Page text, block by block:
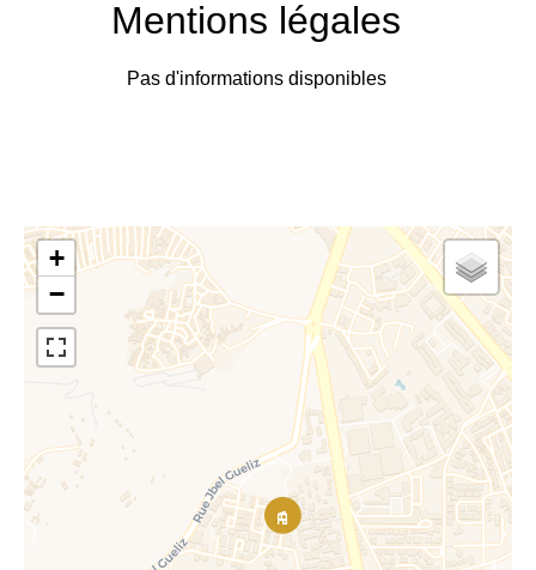
Mentions légales
Pas d'informations disponibles
+
−